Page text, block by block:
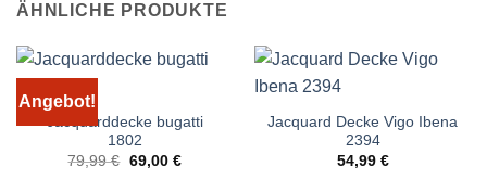
ÄHNLICHE PRODUKTE
Angebot!
Jacquarddecke bugatti
1802
79,99€ Ursprünglicher
69,00 €Aktueller
Jacquard Decke Vigo Ibena
2394
54,99 €